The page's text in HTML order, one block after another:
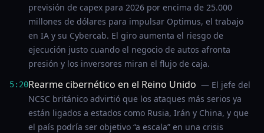
previsión de capex para 2026 por encima de 25.000
millones de dólares para impulsar Optimus, el trabajo
en IA y su Cybercab. El giro aumenta el riesgo de
ejecución justo cuando el negocio de autos afronta
presión y los inversores miran el flujo de caja.
5:20Rearme cibernético en el Reino Unido — El jefe del
NCSC británico advirtió que los ataques más serios ya
están ligados a estados como Rusia, Irán y China, y que
el país podría ser objetivo “a escala” en una crisis